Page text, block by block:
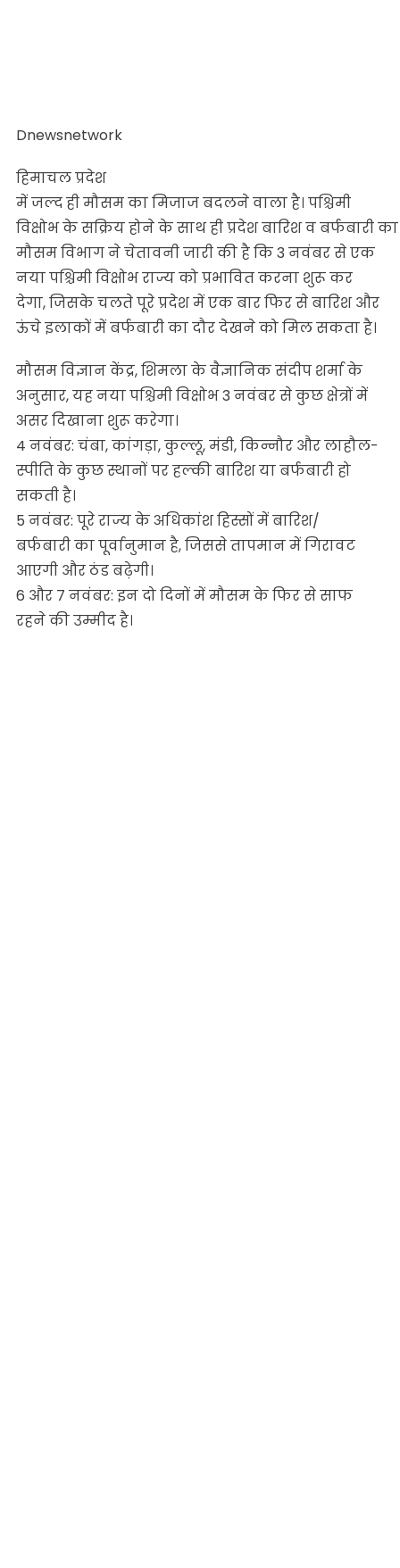
Dnewsnetwork
हिमाचल प्रदेश
में जल्द ही मौसम का मिजाज बदलने वाला है। पश्चिमी
विक्षोभ के सक्रिय होने के साथ ही प्रदेश बारिश व बर्फबारी
मौसम विभाग ने चेतावनी जारी की है कि 3 नवंबर से एक
नया पश्चिमी विक्षोभ राज्य को प्रभावित करना शुरू कर
देगा, जिसके चलते पूरे प्रदेश में एक बार फिर से बारिश और
ऊंचे इलाकों में बर्फबारी का दौर देखने को मिल सकता है।
मौसम विज्ञान केंद्र, शिमला के वैज्ञानिक संदीप शर्मा के
अनुसार, यह नया पश्चिमी विक्षोभ 3 नवंबर से कुछ क्षेत्रों में
असर दिखाना शुरू करेगा।
4 नवंबर: चंबा, कांगड़ा, कुल्लू, मंडी, किन्नौर और लाहौल-
स्पीति के कुछ स्थानों पर हल्की बारिश या बर्फबारी हो
सकती है।
5 नवंबर: पूरे राज्य के अधिकांश हिस्सों मेंबारिश/
बर्फबारीका पूर्वानुमान है, जिससे तापमान में गिरावट
आएगी और ठंड बढ़ेगी।
6 और 7 नवंबर: इन दो दिनों में मौसम के फिर से साफ
रहने की उम्मीद है।